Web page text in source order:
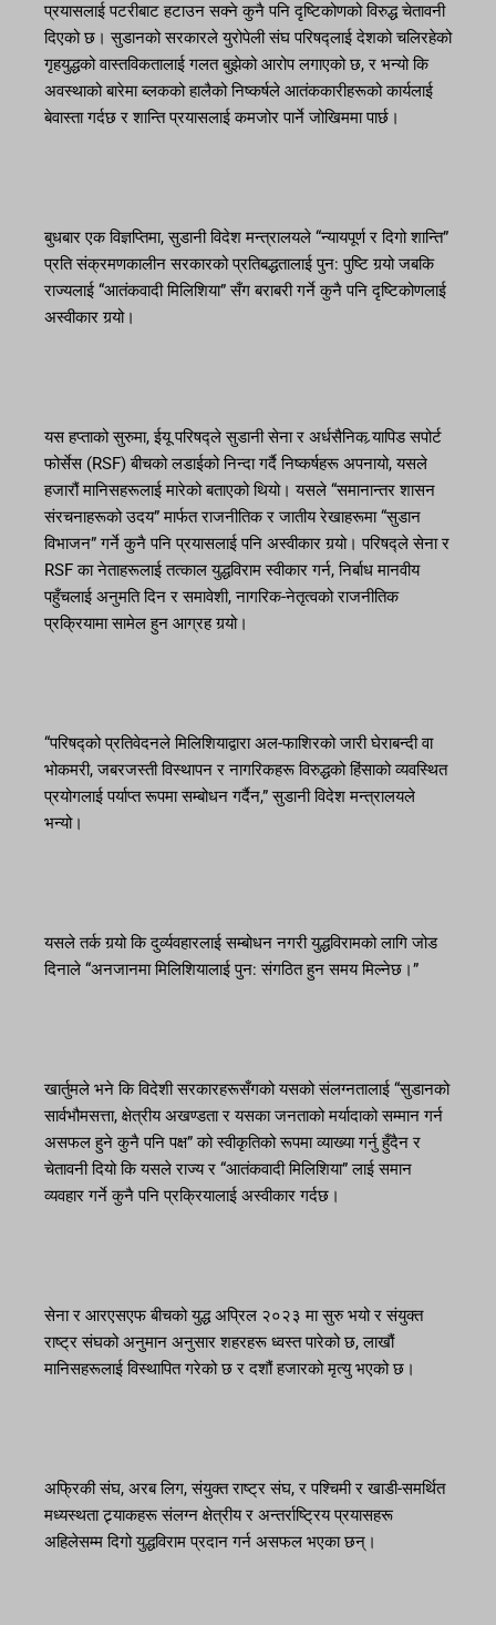
प्रयासलाई पटरीबाट हटाउन सक्ने कुनै पनि दृष्टिकोणको विरुद्ध चेतावनी
दिएको छ। सुडानको सरकारले युरोपेली संघ परिषद्लाई देशको चलिरहेको
गृहयुद्धको वास्तविकतालाई गलत बुझेको आरोप लगाएको छ, र भन्यो कि
अवस्थाको बारेमा ब्लकको हालैको निष्कर्षले आतंककारीहरूको कार्यलाई
बेवास्ता गर्दछ र शान्ति प्रयासलाई कमजोर पार्ने जोखिममा पार्छ।
बुधबार एक विज्ञप्तिमा, सुडानी विदेश मन्त्रालयले “न्यायपूर्ण र दिगो शान्ति”
प्रति संक्रमणकालीन सरकारको प्रतिबद्धतालाई पुन: पुष्टि गर्‍यो जबकि
राज्यलाई “आतंकवादी मिलिशिया” सँग बराबरी गर्ने कुनै पनि दृष्टिकोणलाई
अस्वीकार गर्‍यो।
यस हप्ताको सुरुमा, ईयू परिषद्ले सुडानी सेना र अर्धसैनिक र्‍यापिड सपोर्ट
फोर्सेस (RSF) बीचको लडाईको निन्दा गर्दै निष्कर्षहरू अपनायो, यसले
हजारौं मानिसहरूलाई मारेको बताएको थियो। यसले “समानान्तर शासन
संरचनाहरूको उदय” मार्फत राजनीतिक र जातीय रेखाहरूमा “सुडान
विभाजन” गर्ने कुनै पनि प्रयासलाई पनि अस्वीकार गर्‍यो। परिषद्ले सेना र
RSF का नेताहरूलाई तत्काल युद्धविराम स्वीकार गर्न, निर्बाध मानवीय
पहुँचलाई अनुमति दिन र समावेशी, नागरिक-नेतृत्वको राजनीतिक
प्रक्रियामा सामेल हुन आग्रह गर्‍यो।
“परिषद्को प्रतिवेदनले मिलिशियाद्वारा अल-फाशिरको जारी घेराबन्दी वा
भोकमरी, जबरजस्ती विस्थापन र नागरिकहरू विरुद्धको हिंसाको व्यवस्थित
प्रयोगलाई पर्याप्त रूपमा सम्बोधन गर्दैन,” सुडानी विदेश मन्त्रालयले
भन्यो।
यसले तर्क गर्‍यो कि दुर्व्यवहारलाई सम्बोधन नगरी युद्धविरामको लागि जोड
दिनाले “अनजानमा मिलिशियालाई पुन: संगठित हुन समय मिल्नेछ।”
खार्तुमले भने कि विदेशी सरकारहरूसँगको यसको संलग्नतालाई “सुडानको
सार्वभौमसत्ता, क्षेत्रीय अखण्डता र यसका जनताको मर्यादाको सम्मान गर्न
असफल हुने कुनै पनि पक्ष” को स्वीकृतिको रूपमा व्याख्या गर्नु हुँदैन र
चेतावनी दियो कि यसले राज्य र “आतंकवादी मिलिशिया” लाई समान
व्यवहार गर्ने कुनै पनि प्रक्रियालाई अस्वीकार गर्दछ।
सेना र आरएसएफ बीचको युद्ध अप्रिल २०२३ मा सुरु भयो र संयुक्त
राष्ट्र संघको अनुमान अनुसार शहरहरू ध्वस्त पारेको छ, लाखौं
मानिसहरूलाई विस्थापित गरेको छ र दशौं हजारको मृत्यु भएको छ।
अफ्रिकी संघ, अरब लिग, संयुक्त राष्ट्र संघ, र पश्चिमी र खाडी-समर्थित
मध्यस्थता ट्र्याकहरू संलग्न क्षेत्रीय र अन्तर्राष्ट्रिय प्रयासहरू
अहिलेसम्म दिगो युद्धविराम प्रदान गर्न असफल भएका छन्।